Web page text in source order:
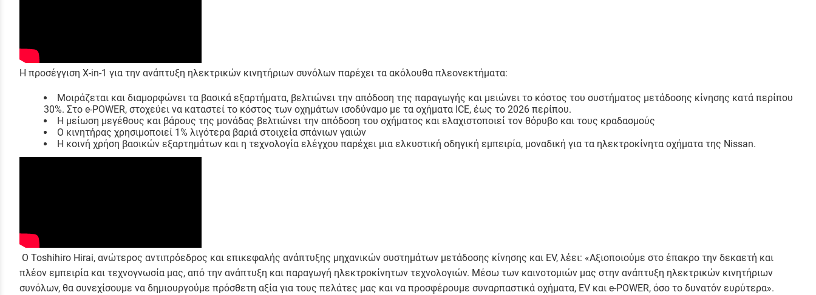
Η προσέγγιση X-in-1 για την ανάπτυξη ηλεκτρικών κινητήριων συνόλων παρέχει τα ακόλουθα πλεονεκτήματα:
Μοιράζεται και διαμορφώνει τα βασικά εξαρτήματα, βελτιώνει την απόδοση της παραγωγής και μειώνει το κόστος του συστήματος μετάδοσης κίνησης κατά περίπου
30%. Στο e-POWER, στοχεύει να καταστεί το κόστος των οχημάτων ισοδύναμο με τα οχήματα ICE, έως το 2026 περίπου.
Η μείωση μεγέθους και βάρους της μονάδας βελτιώνει την απόδοση του οχήματος και ελαχιστοποιεί τον θόρυβο και τους κραδασμούς
Ο κινητήρας χρησιμοποιεί 1% λιγότερα βαριά στοιχεία σπάνιων γαιών
Η κοινή χρήση βασικών εξαρτημάτων και η τεχνολογία ελέγχου παρέχει μια ελκυστική οδηγική εμπειρία, μοναδική για τα ηλεκτροκίνητα οχήματα της Nissan.
Ο Toshihiro Hirai, ανώτερος αντιπρόεδρος και επικεφαλής ανάπτυξης μηχανικών συστημάτων μετάδοσης κίνησης και EV, λέει: «Αξιοποιούμε στο έπακρο την δεκαετή και
πλέον εμπειρία και τεχνογνωσία μας, από την ανάπτυξη και παραγωγή ηλεκτροκίνητων τεχνολογιών. Μέσω των καινοτομιών μας στην ανάπτυξη ηλεκτρικών κινητήριων
συνόλων, θα συνεχίσουμε να δημιουργούμε πρόσθετη αξία για τους πελάτες μας και να προσφέρουμε συναρπαστικά οχήματα, EV και e-POWER, όσο το δυνατόν ευρύτερα».